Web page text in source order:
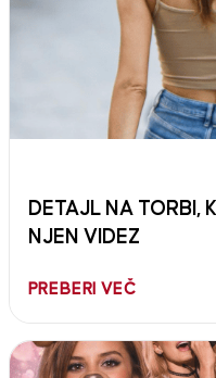
DETAJL NA TORBI,
NJEN VIDEZ
PREBERI VEČ